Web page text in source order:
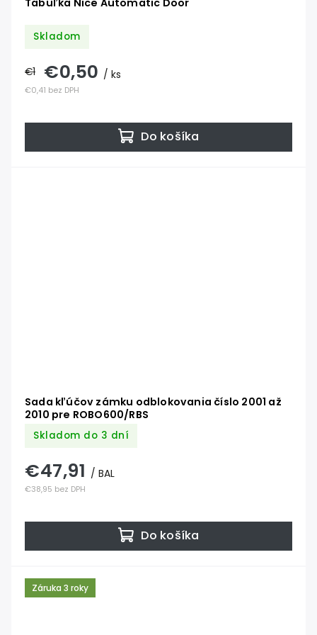
Skladom
€0,41 bez DPH
€1 €0,50 / ks
Do košíka
Sada kľúčov zámku odblokovania číslo 2001 až
2010 pre ROBO600/RBS
Skladom do 3 dní
€38,95 bez DPH
€47,91 / BAL
Do košíka
Záruka 3 roky